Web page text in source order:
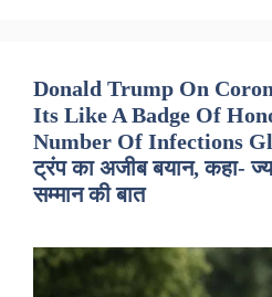
Donald Trump On
Its Like A Badge Of
Number Of Infections
ट्रंप का अजीब बयान, कहा-
सम्मान की बात